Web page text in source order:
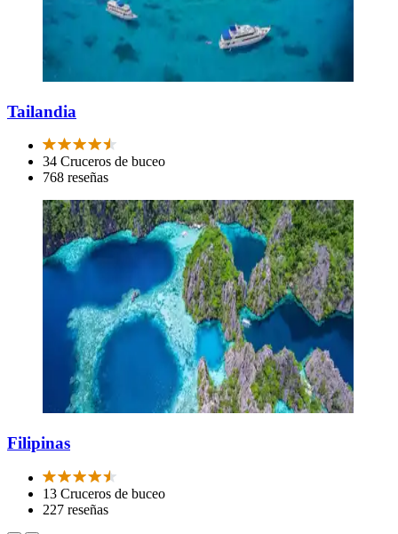
Tailandia
34 Cruceros de buceo
768 reseñas
Filipinas
13 Cruceros de buceo
227 reseñas